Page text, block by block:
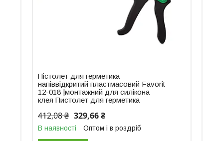
Пістолет для герметика
напіввідкритий пластмасовий Favorit
12-018 |монтажний для силікона
клея Пистолет для герметика
412,08 ₴ 329,66 ₴
В наявності Оптом і в роздріб